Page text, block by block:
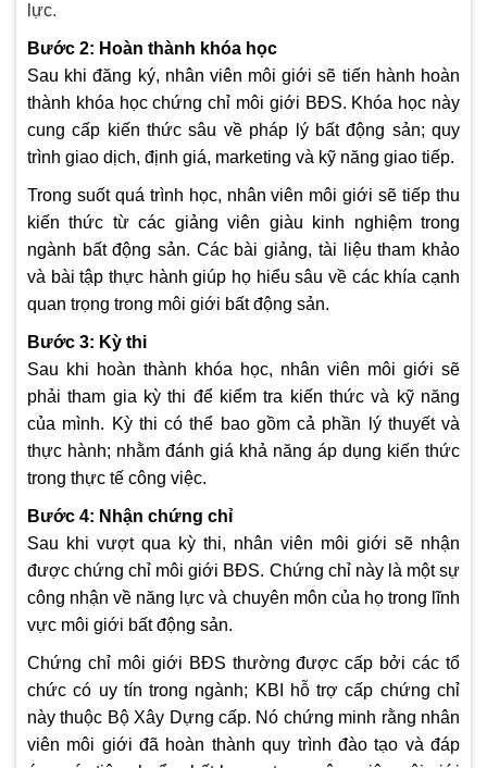
lực.
Bước 2: Hoàn thành khóa học
Sau khi đăng ký, nhân viên môi giới sẽ tiến hành hoàn
thành khóa học chứng chỉ môi giới BĐS. Khóa học này
cung cấp kiến thức sâu về pháp lý bất động sản; quy
trình giao dịch, định giá, marketing và kỹ năng giao tiếp.
Trong suốt quá trình học, nhân viên môi giới sẽ tiếp thu
kiến thức từ các giảng viên giàu kinh nghiệm trong
ngành bất động sản. Các bài giảng, tài liệu tham khảo
và bài tập thực hành giúp họ hiểu sâu về các khía cạnh
quan trọng trong môi giới bất động sản.
Bước 3: Kỳ thi
Sau khi hoàn thành khóa học, nhân viên môi giới sẽ
phải tham gia kỳ thi để kiểm tra kiến thức và kỹ năng
của mình. Kỳ thi có thể bao gồm cả phần lý thuyết và
thực hành; nhằm đánh giá khả năng áp dụng kiến thức
trong thực tế công việc.
Bước 4: Nhận chứng chỉ
Sau khi vượt qua kỳ thi, nhân viên môi giới sẽ nhận
được chứng chỉ môi giới BĐS. Chứng chỉ này là một sự
công nhận về năng lực và chuyên môn của họ trong lĩnh
vực môi giới bất động sản.
Chứng chỉ môi giới BĐS thường được cấp bởi các tổ
chức có uy tín trong ngành; KBI hỗ trợ cấp chứng chỉ
này thuộc Bộ Xây Dựng cấp. Nó chứng minh rằng nhân
viên môi giới đã hoàn thành quy trình đào tạo và đáp